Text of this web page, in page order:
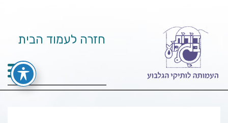
חזרה לעמוד הבית